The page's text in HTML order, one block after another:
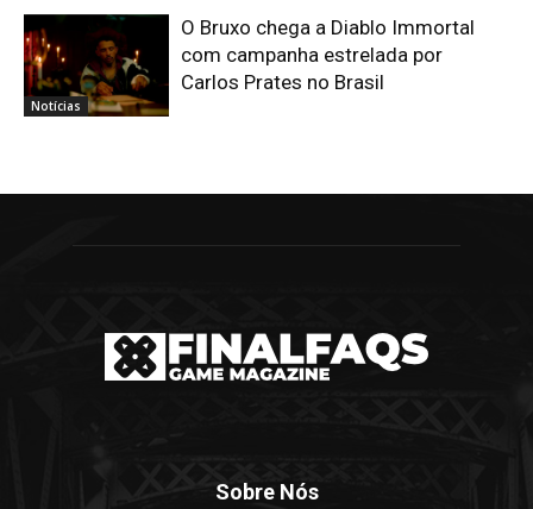
Notícias
O Bruxo chega a Diablo Immortal
com campanha estrelada por
Carlos Prates no Brasil
Sobre Nós